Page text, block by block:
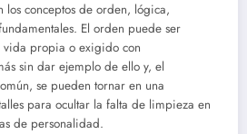
conceptos de orden, lógica,
El orden puede ser
vida propia o exigido con
sin dar ejemplo de ello y, el
se pueden tornar en una
para ocultar la falta de limpieza en
de personalidad.